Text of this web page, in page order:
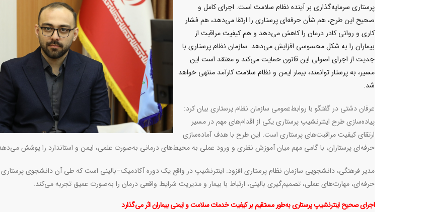
پرستاری سرمایه‌گذاری بر آینده نظام سلامت است. اجرای کامل و
صحیح این طرح، هم شأن حرفه‌ای پرستاری را ارتقا می‌دهد، هم فشار
کاری و روانی کادر درمان را کاهش می‌دهد و هم کیفیت مراقبت از
بیماران را به شکل محسوسی افزایش می‌دهد. سازمان نظام پرستاری با
جدیت از اجرای اصولی این قانون حمایت می‌کند و معتقد است این
مسیر، به پرستار توانمند، بیمار ایمن و نظام سلامت کارآمد منتهی خواهد
شد.
عرفان دشتی در گفتگو با روابط‌عمومی سازمان نظام پرستاری بیان کرد:
پیاده‌سازی طرح اینترنشیپ پرستاری یکی از اقدام‌های مهم در مسیر
ارتقای کیفیت مراقبت‌های پرستاری است. این طرح با هدف آماده‌سازی
حرفه‌ای پرستاران، با گامی مهم میان آموزش نظری و ورود عملی به محیط‌های درمانی به‌صورت علمی، ایمن و استاندارد را پوشش
مدیر فرهنگی، دانشجویی سازمان نظام پرستاری افزود: اینترنشیپ در واقع یک دوره آکادمیک–بالینی است که طی آن دانشجوی
حرفه‌ای، مهارت‌های عملی، تصمیم‌گیری بالینی، ارتباط با بیمار و مدیریت شرایط واقعی درمان را به‌صورت عمیق تجربه می‌کند.
اجرای صحیح اینترنشیپ پرستاری به‌طور مستقیم بر کیفیت خدمات سلامت و ایمنی بیماران اثر می‌گذارد